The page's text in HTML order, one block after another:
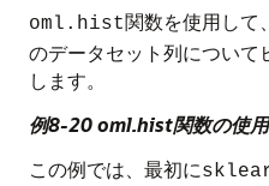
oml.hist関数を使用して
のデータセット列について
します。
例8-20 oml.hist関数の使用
この例では、最初に